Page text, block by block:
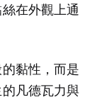
在外觀上通
黏性，而是
凡德瓦力與